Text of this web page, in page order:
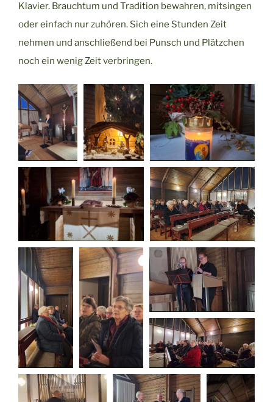
Klavier. Brauchtum und Tradition bewahren, mitsingen
oder einfach nur zuhören. Sich eine Stunden Zeit
nehmen und anschließend bei Punsch und Plätzchen
noch ein wenig Zeit verbringen.